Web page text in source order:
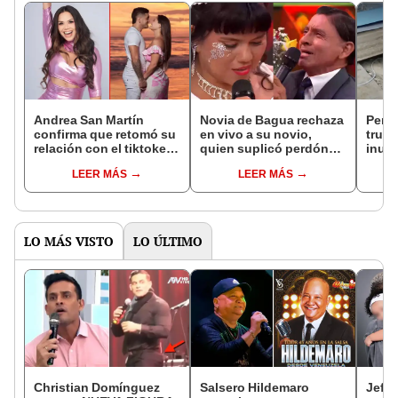
Andrea San Martín
confirma que retomó su
relación con el tiktoker
muchísimo tiempo
juntos”
LEER MÁS
Novia de Bagua rechaza
en vivo a su novio,
quien suplicó perdón
acepto"LEER MÁS
LO MÁS VISTO LO ÚLTIMO
Christian Domínguez
Salsero Hildemaro